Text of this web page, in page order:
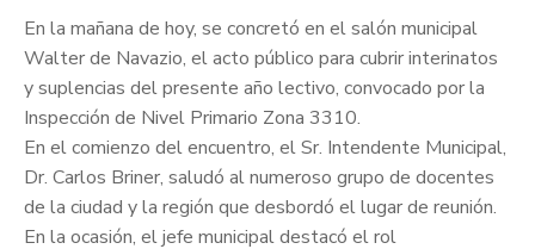
En la mañana de hoy, se concretó en el salón municipal
Walter de Navazio, el acto público para cubrir interinatos
y suplencias del presente año lectivo, convocado por la
Inspección de Nivel Primario Zona 3310.
En el comienzo del encuentro, el Sr. Intendente Municipal,
Dr. Carlos Briner, saludó al numeroso grupo de docentes
de la ciudad y la región que desbordó el lugar de reunión.
En la ocasión, el jefe municipal destacó el rol